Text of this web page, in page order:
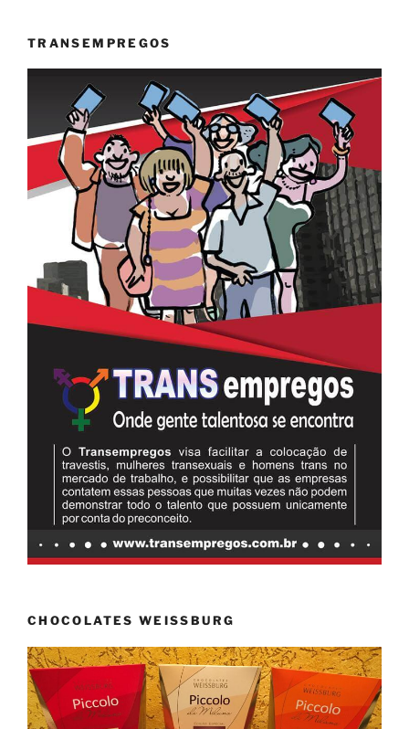
TRANSEMPREGOS
CHOCOLATES WEISSBURG